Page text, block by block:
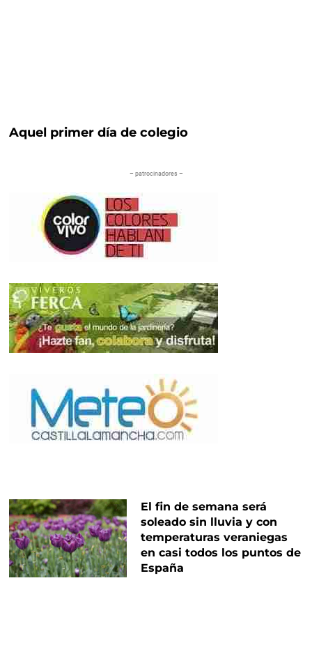
Aquel primer día de colegio
– patrocinadores –
El fin de semana será
soleado sin lluvia y con
temperaturas veraniegas
en casi todos los puntos de
España